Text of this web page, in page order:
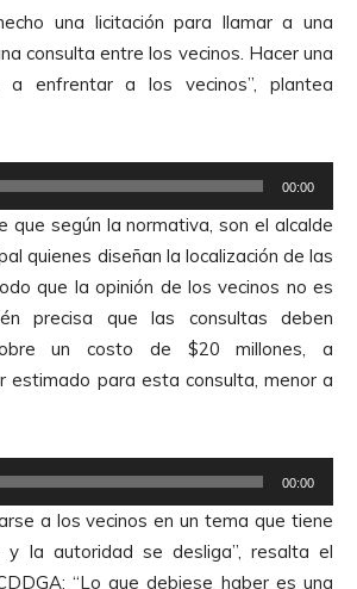
una licitación para llamar a una
consulta entre los vecinos. Hacer una
a enfrentar a los vecinos”, plantea
00:00
que según la normativa, son el alcalde
quienes diseñan la localización de las
que la opinión de los vecinos no es
precisa que las consultas deben
un costo de $20 millones, a
estimado para esta consulta, menor a
00:00
a los vecinos en un tema que tiene
la autoridad se desliga”, resalta el
“Lo que debiese haber es una